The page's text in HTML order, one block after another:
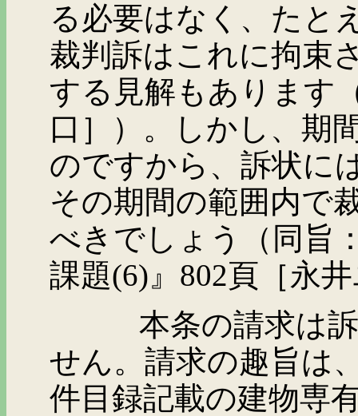
る必要はなく、たと
裁判訴はこれに拘束
する見解もあります
口］）。しかし、期
のですから、訴状に
その期間の範囲内で
べきでしょう（同旨
課題(6) 』 802頁［永
本条の請求は訴え
せん。請求の趣旨は
件目録記載の建物専